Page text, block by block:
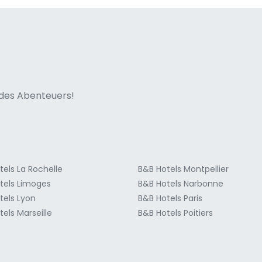
Abenteuers!
La Rochelle
Limoges
Lyon
Marseille
B&B Hotels Montpellier
B&B Hotels Narbonne
B&B Hotels Paris
B&B Hotels Poitiers